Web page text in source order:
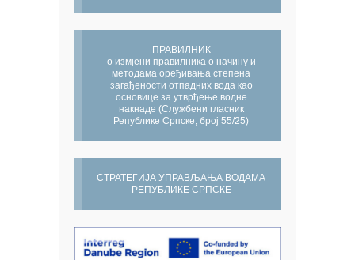
ПРАВИЛНИК
о измјени правилника о начину и
методама оређивања степена
загађености отпадних вода као
основице за утврђење водне
накнаде (Службени гласник
Републике Српске, број 55/25)
СТРАТЕГИЈА УПРАВЉАЊА ВОДАМА
РЕПУБЛИКЕ СРПСКЕ